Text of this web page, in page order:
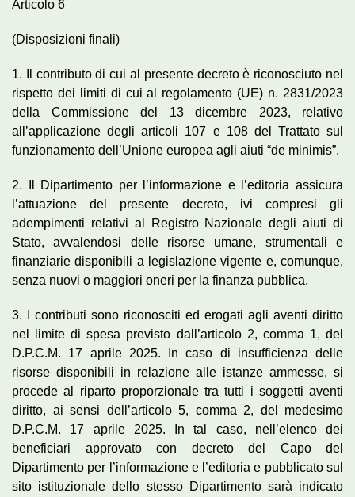
Articolo 6
(Disposizioni finali)
1. Il contributo di cui al presente decreto è riconosciuto nel
rispetto dei limiti di cui al regolamento (UE) n. 2831/2023
della Commissione del 13 dicembre 2023, relativo
all’applicazione degli articoli 107 e 108 del Trattato sul
funzionamento dell’Unione europea agli aiuti “de minimis”.
2. Il Dipartimento per l’informazione e l’editoria assicura
l’attuazione del presente decreto, ivi compresi gli
adempimenti relativi al Registro Nazionale degli aiuti di
Stato, avvalendosi delle risorse umane, strumentali e
finanziarie disponibili a legislazione vigente e, comunque,
senza nuovi o maggiori oneri per la finanza pubblica.
3. I contributi sono riconosciti ed erogati agli aventi diritto
nel limite di spesa previsto dall’articolo 2, comma 1, del
D.P.C.M. 17 aprile 2025. In caso di insufficienza delle
risorse disponibili in relazione alle istanze ammesse, si
procede al riparto proporzionale tra tutti i soggetti aventi
diritto, ai sensi dell’articolo 5, comma 2, del medesimo
D.P.C.M. 17 aprile 2025. In tal caso, nell’elenco dei
beneficiari approvato con decreto del Capo del
Dipartimento per l’informazione e l’editoria e pubblicato sul
sito istituzionale dello stesso Dipartimento sarà indicato